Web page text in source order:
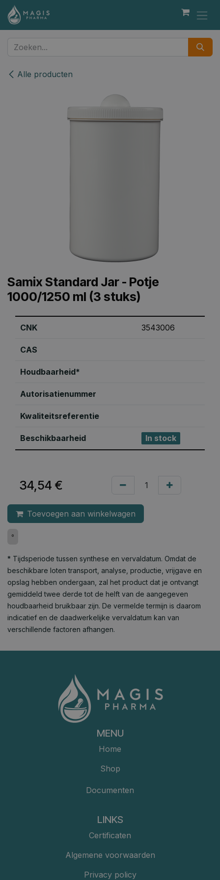
Overslaan naar inhoud
Alle producten
Samix Standard Jar - Potje
1000/1250 ml (3 stuks)
CNK 3543006
CAS
Houdbaarheid*
Autorisatienummer
Kwaliteitsreferentie
Beschikbaarheid In stock
34,54 €
Toevoegen aan winkelwagen
°
* Tijdsperiode tussen synthese en vervaldatum. Omdat de
beschikbare loten transport, analyse, productie, vrijgave en
opslag hebben ondergaan, zal het product dat je ontvangt
gemiddeld twee derde tot de helft van de aangegeven
houdbaarheid bruikbaar zijn. De vermelde termijn is daarom
indicatief en de daadwerkelijke vervaldatum kan van
verschillende factoren afhangen.
MENU
Home
Shop
Documenten
LINKS
Certificaten
Algemene voorwaarden
Privacy policy